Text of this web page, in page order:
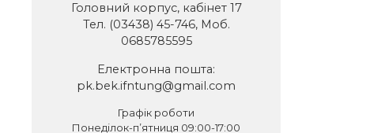
Головний корпус, кабінет 17
Тел. (03438) 45-746, Моб.
0685785595
Електронна пошта:
pk.bek.ifntung@gmail.com
Графік роботи
Понеділок-п’ятниця 09:00-17:00